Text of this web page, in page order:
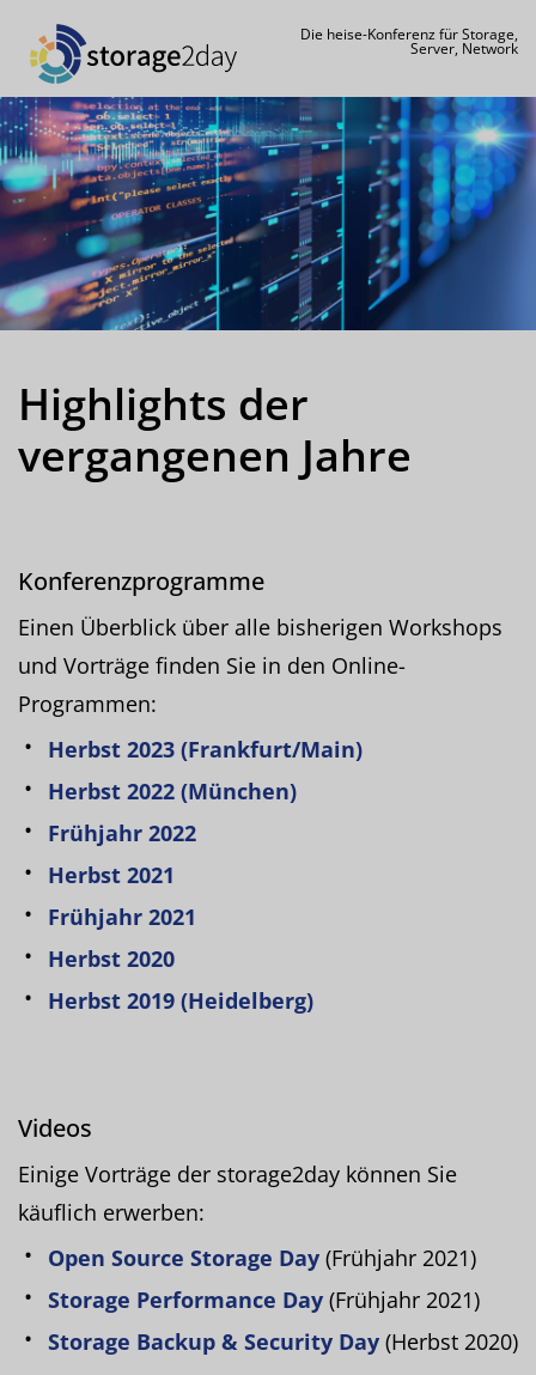
Die heise-Konferenz für Storage,
Server, Network
Highlights der
vergangenen Jahre
Konferenzprogramme
Einen Überblick über alle bisherigen Workshops
und Vorträge finden Sie in den Online-
Programmen:
Herbst 2023 (Frankfurt/Main)
Herbst 2022 (München)
Frühjahr 2022
Herbst 2021
Frühjahr 2021
Herbst 2020
Herbst 2019 (Heidelberg)
Videos
Einige Vorträge der storage2day können Sie
käuflich erwerben:
Open Source Storage Day (Frühjahr 2021)
Storage Performance Day (Frühjahr 2021)
Storage Backup & Security Day (Herbst 2020)